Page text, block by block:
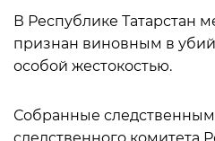
В Республике Татарстан
признан виновным в
особой жестокостью.
Собранные